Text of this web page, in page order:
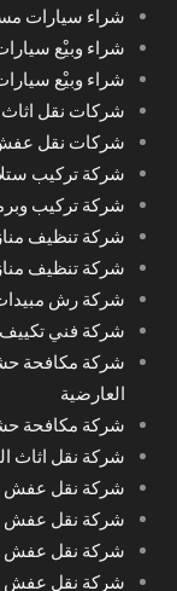
شراء سيارات
شراء وبيْع
شراء وبيْع
شركات نقل
شركات نقل عفش
شركة تركيب
شركة تركيب
شركة تنظيف
شركة تنظيف
شركة رش
شركة فني تكييف
شركة مكافحة
العارضية
شركة مكافحة
شركة نقل اثاث
شركة نقل عفش
شركة نقل عفش
شركة نقل عفش
شركة نقل عفش